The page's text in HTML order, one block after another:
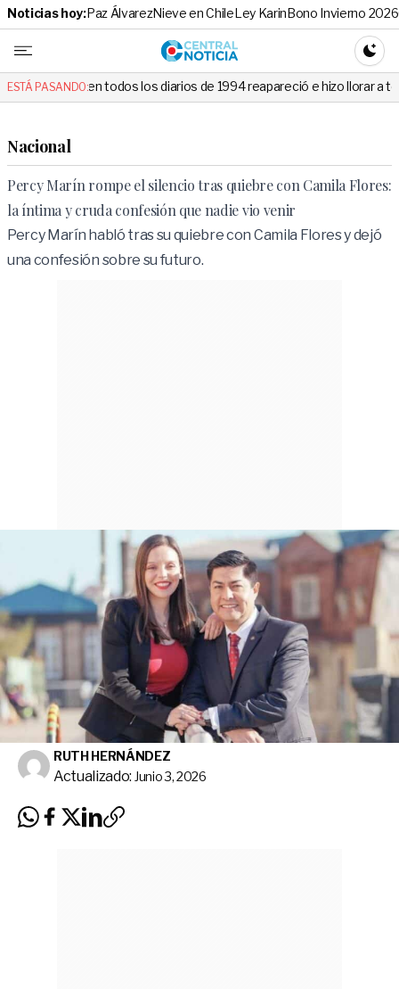
Noticias hoy:Paz ÁlvarezNieve en ChileLey KarinBono Invierno 2026
Central
ESTÁ PASANDO:
todos los diarios de 1994 reapareció e hizo llorar a todos en Canal 13
Nacional
Percy Marín rompe el silencio tras quiebre con Camila Flores:
la íntima y cruda confesión que nadie vio venir
Percy Marín habló tras su quiebre con Camila Flores y dejó
una confesión sobre su futuro.
RUTH HERNÁNDEZ
Actualizado: Junio 3, 2026